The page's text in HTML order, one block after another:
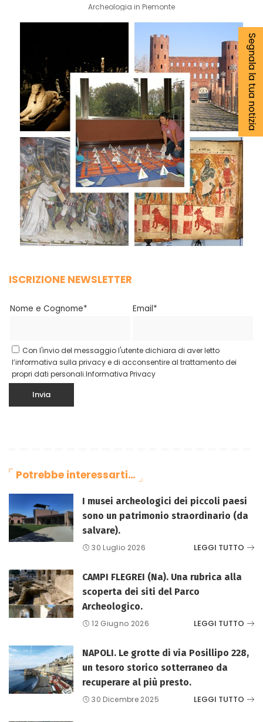
Archeologia in Piemonte
ISCRIZIONE NEWSLETTER
Nome e Cognome* Email*
Con l'invio del messaggio l'utente dichiara di aver letto
l’informativa sulla privacy e di acconsentire al trattamento dei
propri dati personali.Informativa Privacy
Potrebbe interessarti…
I musei archeologici dei piccoli paesi
sono un patrimonio straordinario (da
salvare).
30 Luglio 2026 LEGGI TUTTO
CAMPI FLEGREI (Na). Una rubrica alla
scoperta dei siti del Parco
Archeologico.
12 Giugno 2026 LEGGI TUTTO
NAPOLI. Le grotte di via Posillipo 228,
un tesoro storico sotterraneo da
recuperare al più presto.
30 Dicembre 2025 LEGGI TUTTO
Segnala la tua notizia